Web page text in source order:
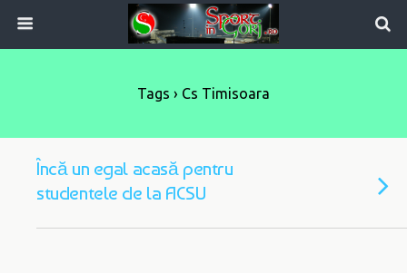
Tags › Cs Timisoara
Încă un egal acasă pentru
studentele de la ACSU